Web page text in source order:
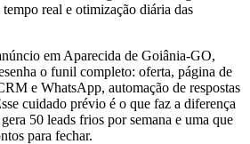
real e otimização diária das
em Aparecida de Goiânia-GO,
o funil completo: oferta, página de
e WhatsApp, automação de respostas
cuidado prévio é o que faz a diferença
50 leads frios por semana e uma que
para fechar.